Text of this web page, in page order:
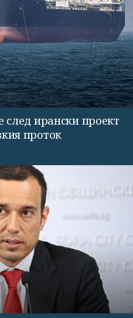
след ирански проект
проток